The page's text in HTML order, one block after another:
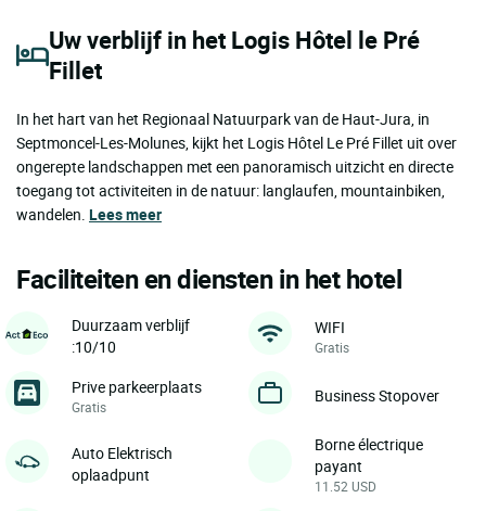
Uw verblijf in het Logis Hôtel le Pré
Fillet
In het hart van het Regionaal Natuurpark van de Haut-Jura, in
Septmoncel-Les-Molunes, kijkt het Logis Hôtel Le Pré Fillet uit over
ongerepte landschappen met een panoramisch uitzicht en directe
toegang tot activiteiten in de natuur: langlaufen, mountainbiken,
wandelen. Lees meer
Faciliteiten en diensten in het hotel
Duurzaam verblijf
:10/10
WIFI
Gratis
Prive parkeerplaats
Gratis
Business Stopover
Auto Elektrisch
oplaadpunt
Borne électrique
payant
11.52 USD